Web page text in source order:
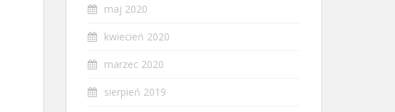
maj 2020
kwiecień 2020
marzec 2020
sierpień 2019